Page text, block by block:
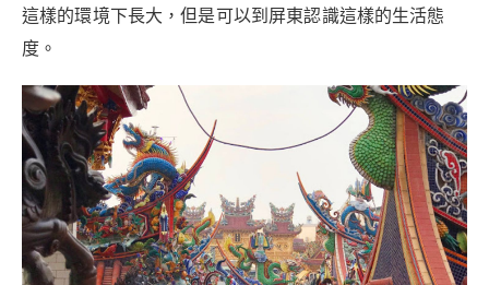
這樣的環境下長大，但是可以到屏東認識這樣的生活態
度。